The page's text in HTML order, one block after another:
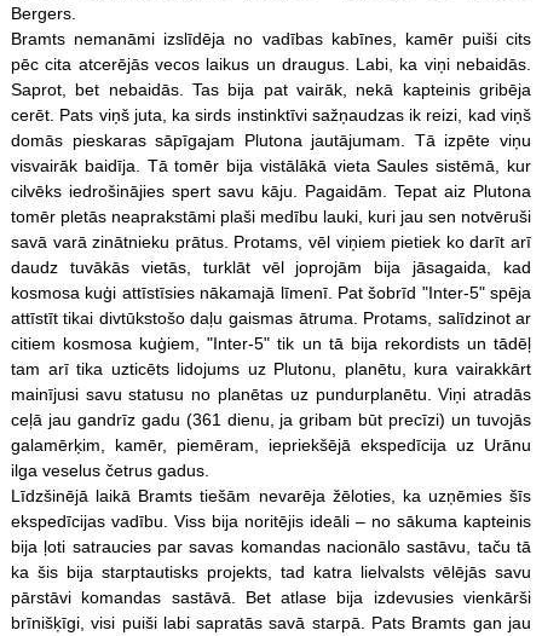
Bergers.
Bramts nemanāmi izslīdēja no vadības kabīnes, kamēr puiši cits
pēc cita atcerējās vecos laikus un draugus. Labi, ka viņi nebaidās.
Saprot, bet nebaidās. Tas bija pat vairāk, nekā kapteinis gribēja
cerēt. Pats viņš juta, ka sirds instinktīvi sažņaudzas ik reizi, kad viņš
domās pieskaras sāpīgajam Plutona jautājumam. Tā izpēte viņu
visvairāk baidīja. Tā tomēr bija vistālākā vieta Saules sistēmā, kur
cilvēks iedrošinājies spert savu kāju. Pagaidām. Tepat aiz Plutona
tomēr pletās neaprakstāmi plaši medību lauki, kuri jau sen notvēruši
savā varā zinātnieku prātus. Protams, vēl viņiem pietiek ko darīt arī
daudz tuvākās vietās, turklāt vēl joprojām bija jāsagaida, kad
kosmosa kuģi attīstīsies nākamajā līmenī. Pat šobrīd "Inter-5" spēja
attīstīt tikai divtūkstošo daļu gaismas ātruma. Protams, salīdzinot ar
citiem kosmosa kuģiem, "Inter-5" tik un tā bija rekordists un tādēļ
tam arī tika uzticēts lidojums uz Plutonu, planētu, kura vairakkārt
mainījusi savu statusu no planētas uz pundurplanētu. Viņi atradās
ceļā jau gandrīz gadu (361 dienu, ja gribam būt precīzi) un tuvojās
galamērķim, kamēr, piemēram, iepriekšējā ekspedīcija uz Urānu
ilga veselus četrus gadus.
Līdzšinējā laikā Bramts tiešām nevarēja žēloties, ka uzņēmies šīs
ekspedīcijas vadību. Viss bija noritējis ideāli – no sākuma kapteinis
bija ļoti satraucies par savas komandas nacionālo sastāvu, taču tā
ka šis bija starptautisks projekts, tad katra lielvalsts vēlējās savu
pārstāvi komandas sastāvā. Bet atlase bija izdevusies vienkārši
brīnišķīgi, visi puiši labi sapratās savā starpā. Pats Bramts gan jau